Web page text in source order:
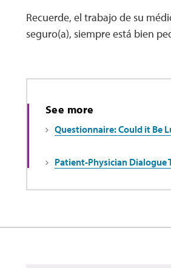
Recuerde, el trabajo de su
seguro(a), siempre está bien
See more
Questionnaire: Could it Be
Patient-Physician Dialogue